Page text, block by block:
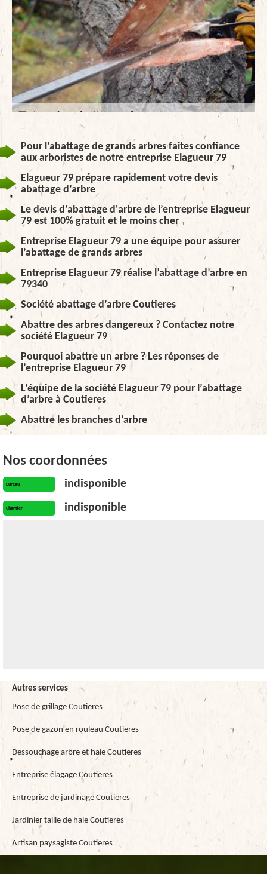
Pour l’abattage de grands arbres faites confiance
aux arboristes de notre entreprise Elagueur 79
Elagueur 79 prépare rapidement votre devis
abattage d’arbre
Le devis d'abattage d'arbre de l’entreprise Elagueur
79 est 100% gratuit et le moins cher
Entreprise Elagueur 79 a une équipe pour assurer
l’abattage de grands arbres
Entreprise Elagueur 79 réalise l’abattage d’arbre en
79340
Société abattage d’arbre Coutieres
Abattre des arbres dangereux ? Contactez notre
société Elagueur 79
Pourquoi abattre un arbre ? Les réponses de
l’entreprise Elagueur 79
L’équipe de la société Elagueur 79 pour l’abattage
d’arbre à Coutieres
Abattre les branches d’arbre
Nos coordonnées
Bureau indisponible
Chantier indisponible
Autres services
Pose de grillage Coutieres
Pose de gazon en rouleau Coutieres
Dessouchage arbre et haie Coutieres
Entreprise élagage Coutieres
Entreprise de jardinage Coutieres
Jardinier taille de haie Coutieres
Artisan paysagiste Coutieres